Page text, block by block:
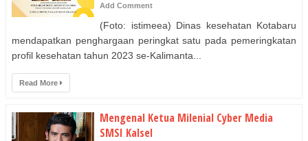
Add Comment
(Foto: istimeea) Dinas kesehatan Kotabaru
mendapatkan penghargaan peringkat satu pada pemeringkatan
profil kesehatan tahun 2023 se-Kalimanta...
Read More
Mengenal Ketua Milenial Cyber Media
SMSI Kalsel